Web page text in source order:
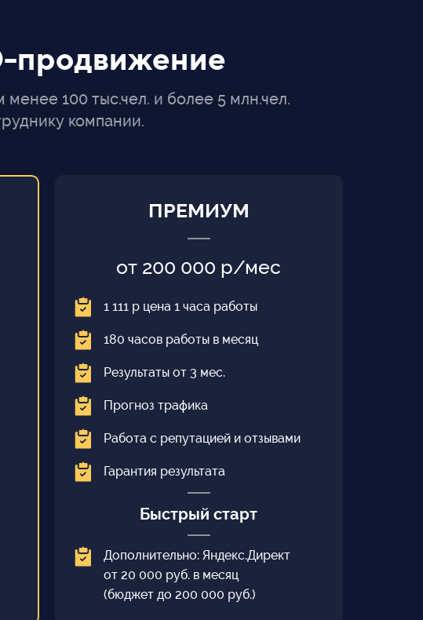
продвижение
100 тыс.чел. и более 5 млн.чел.
компании.
ПРЕМИУМ
от 200 000 р/мес
1 111 р цена 1 часа работы
180 часов работы в месяц
Результаты от 3 мес.
Прогноз трафика
Работа с репутацией и отзывами
Гарантия результата
Быстрый старт
Дополнительно: Яндекс.Директ
от 20 000 руб. в месяц
(бюджет до 200 000 руб.)